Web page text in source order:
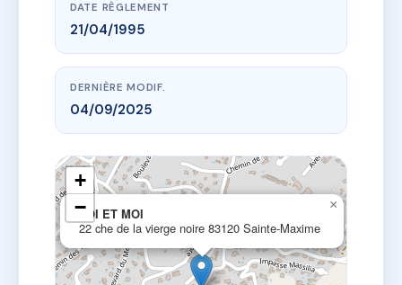
DATE RÈGLEMENT
21/04/1995
DERNIÈRE MODIF.
04/09/2025
TOI ET MOI
22 che de la vierge noire 83120 Sainte-Maxime
×
+
−